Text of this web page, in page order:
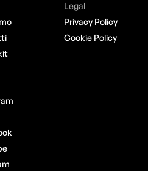
Legal
Privacy Policy
Cookie Policy